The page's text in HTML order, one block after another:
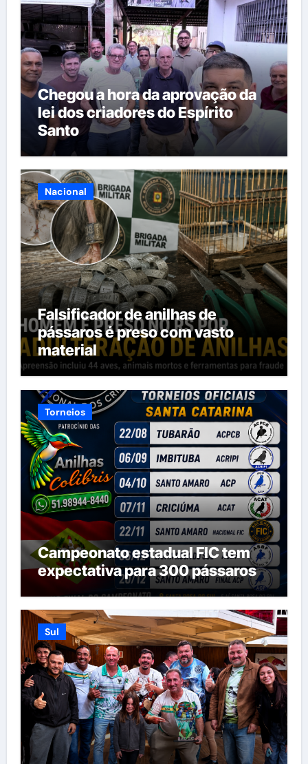
Chegou a hora da aprovação da
lei dos criadores do Espírito
Santo
Nacional
Falsificador de anilhas de
pássaros é preso com vasto
material
Torneios
Campeonato estadual FIC tem
expectativa para 300 pássaros
Sul